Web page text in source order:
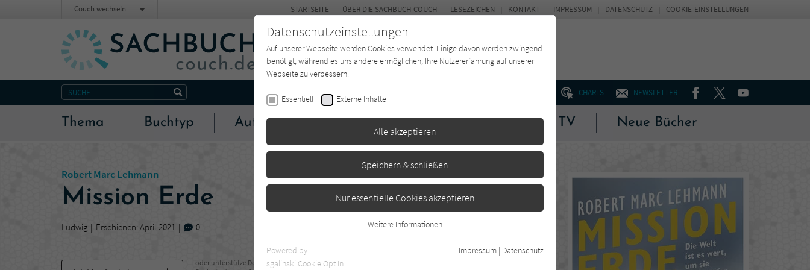
CHARTS NEWSLETTER FACEBOOKTWITTERYOUTUBE
Thema Buchtyp Autor*in Verlage Magazin Kino & TV Neue Bücher
STARTSEITE ÜBER DIE SACHBUCH-COUCH LESEZEICHEN KONTAKT IMPRESSUM DATENSCHUTZ COOKIE-EINSTELLUNGEN
Couch wechseln
Robert Marc Lehmann
Mission Erde
Ludwig Erschienen: April 2021 0
oder unterstütze Deinen
Datenschutzeinstellungen
Auf unserer Webseite werden Cookies verwendet. Einige davon werden zwingend
benötigt, während es uns andere ermöglichen, Ihre Nutzererfahrung auf unserer
Webseite zu verbessern.
Essentiell Externe Inhalte
Alle akzeptieren
Speichern & schließen
Nur essentielle Cookies akzeptieren
Essentielle Cookies werden für grundlegende Funktionen der Webseite
benötigt. Dadurch ist gewährleistet, dass die Webseite einwandfrei
Weitere Informationen
Powered by
sgalinski Cookie Opt In
Impressum | Datenschutz